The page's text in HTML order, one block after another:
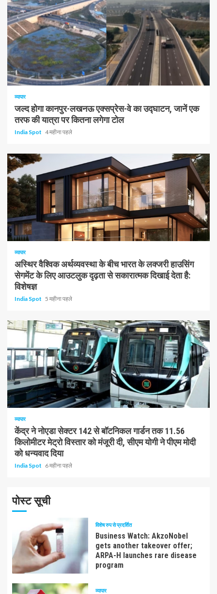
1 न्यूनतम पढ़ा
व्यापार
जल्द होगा कानपुर-लखनऊ एक्सप्रेस-वे का उद्घाटन, जानें एक
तरफ की यात्रा पर कितना लगेगा टोल
India Spot 4 महीना पहले
1 न्यूनतम पढ़ा
व्यापार
अस्थिर वैश्विक अर्थव्यवस्था के बीच भारत के लक्जरी हाउसिंग
सेगमेंट के लिए आउटलुक दृढ़ता से सकारात्मक दिखाई देता है:
विशेषज्ञ
India Spot 5 महीना पहले
1 न्यूनतम पढ़ा
व्यापार
केंद्र ने नोएडा सेक्टर 142 से बॉटनिकल गार्डन तक 11.56
किलोमीटर मेट्रो विस्तार को मंजूरी दी, सीएम योगी ने पीएम मोदी
को धन्यवाद दिया
India Spot 6 महीना पहले
पोस्ट सूची
विशेष रुप से प्रदर्शित
Business Watch: AkzoNobel
gets another takeover offer;
ARPA-H launches rare disease
program
व्यापार